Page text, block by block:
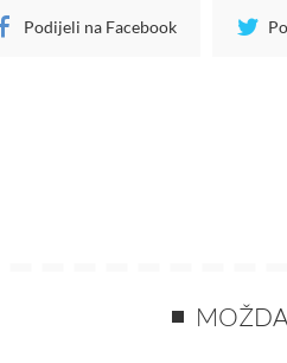
Podijeli na Facebook